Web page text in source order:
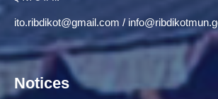
ito.ribdikot@gmail.com /
Notices